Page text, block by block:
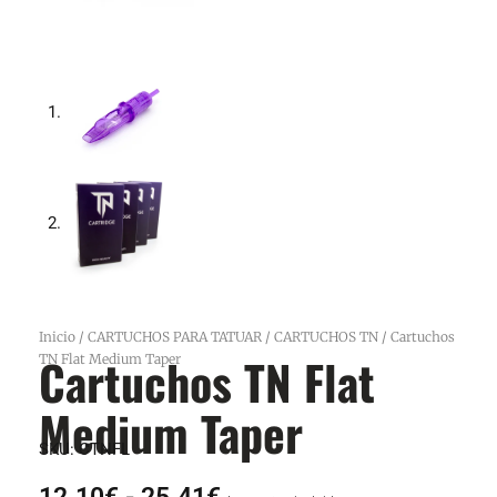
Inicio / CARTUCHOS PARA TATUAR / CARTUCHOS TN / Cartuchos
TN Flat Medium Taper
Cartuchos TN Flat
Medium Taper
SKU:CTNFL